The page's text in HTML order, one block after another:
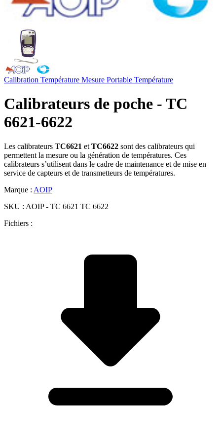
Calibration Température Mesure Portable Température
Calibrateurs de poche - TC
6621-6622
Les calibrateurs TC6621 et TC6622 sont des calibrateurs qui
permettent la mesure ou la génération de températures. Ces
calibrateurs s’utilisent dans le cadre de maintenance et de mise en
service de capteurs et de transmetteurs de températures.
Marque : AOIP
SKU : AOIP - TC 6621 TC 6622
Fichiers :